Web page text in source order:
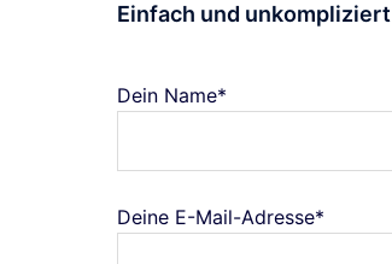
Einfach und unkompliziert
Dein Name*
Deine E-Mail-Adresse*